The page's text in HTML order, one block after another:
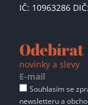
IČ: 10963286
Odebírat
novinky a slevy
Souhlasím se
newsletteru a